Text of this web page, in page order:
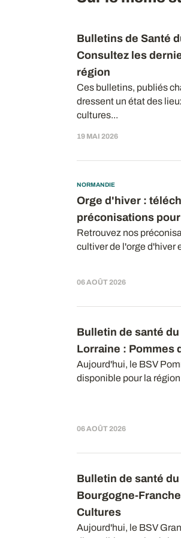
Bulletins de Santé
Consultez les
région
Ces bulletins, publiés
dressent un état des
cultures...
19 MAI 2026
NORMANDIE
Orge d'hiver :
préconisations
Retrouvez nos
cultiver de l'orge d'hiver
06 AOÛT 2026
Bulletin de santé du
Lorraine : Pommes
Aujourd'hui, le BSV
disponible pour la
06 AOÛT 2026
Bulletin de santé du
Bourgogne-
Cultures
Aujourd'hui, le BSV